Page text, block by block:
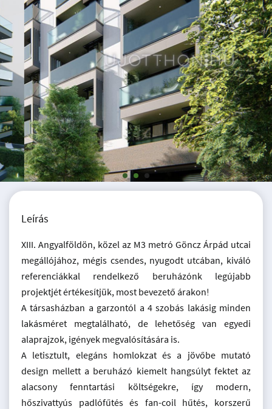
Leírás
XIII. Angyalföldön, közel az M3 metró Göncz Árpád utcai
megállójához, mégis csendes, nyugodt utcában, kiváló
referenciákkal rendelkező beruházónk legújabb
projektjét értékesítjük, most bevezető árakon!
A társasházban a garzontól a 4 szobás lakásig minden
lakásméret megtalálható, de lehetőség van egyedi
alaprajzok, igények megvalósítására is.
A letisztult, elegáns homlokzat és a jövőbe mutató
design mellett a beruházó kiemelt hangsúlyt fektet az
alacsony fenntartási költségekre, így modern,
hőszivattyús padlófűtés és fan-coil hűtés, korszerű